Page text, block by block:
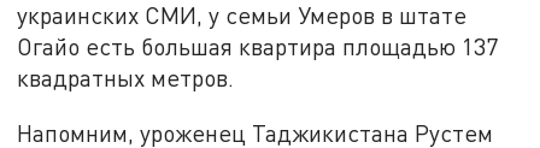
украинских СМИ, у семьи Умеров в штате
Огайо есть большая квартира площадью 137
квадратных метров.
Напомним, уроженец Таджикистана Рустем